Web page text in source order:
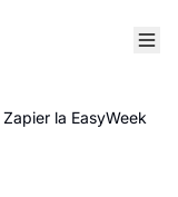
la EasyWeek